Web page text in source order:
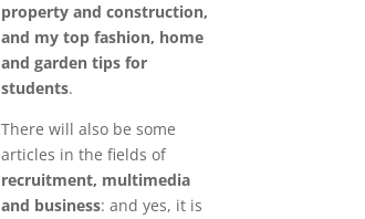
property and construction,
and my top fashion, home
and garden tips for
students.
There will also be some
articles in the fields of
recruitment, multimedia
and business: and yes, it is